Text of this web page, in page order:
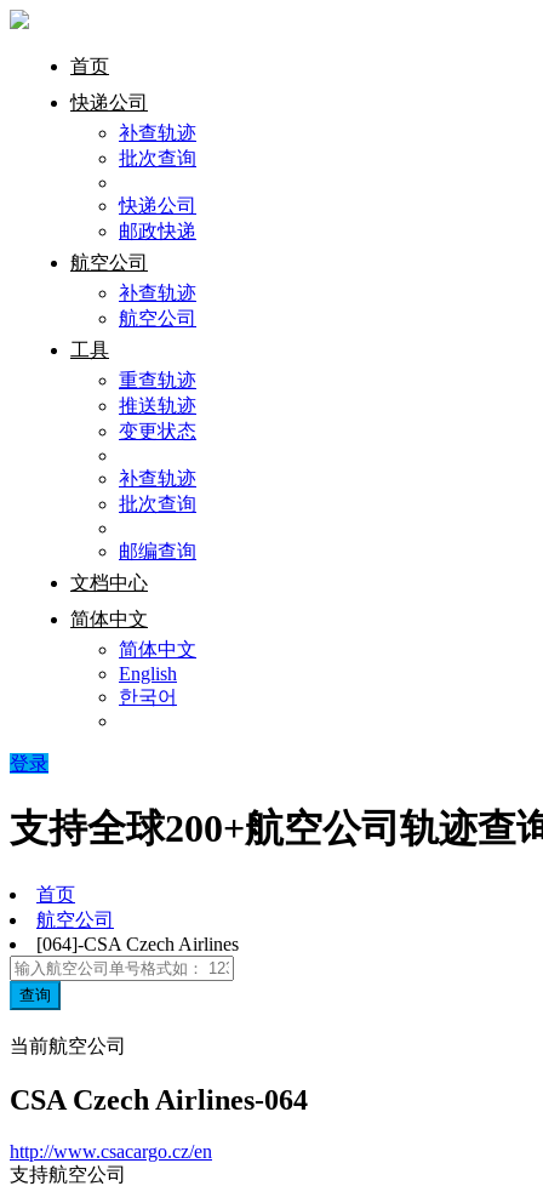
首页
快递公司
补查轨迹
批次查询
快递公司
邮政快递
航空公司
补查轨迹
航空公司
工具
重查轨迹
推送轨迹
变更状态
补查轨迹
批次查询
邮编查询
文档中心
简体中文
简体中文
English
한국어
登录
支持全球200+航空公司轨迹查
首页
航空公司
[064]-CSA Czech Airlines
查询
当前航空公司
CSA Czech Airlines-064
http://www.csacargo.cz/en
支持航空公司